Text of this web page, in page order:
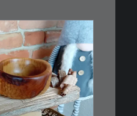
Wikinger-Stil.